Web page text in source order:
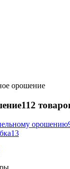
орошение
112
орошению
13